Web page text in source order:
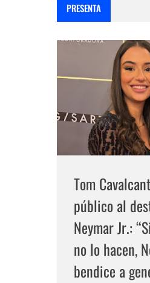
PRESENTA
Tom
público al
Neymar Jr.:
no lo hacen,
bendice a